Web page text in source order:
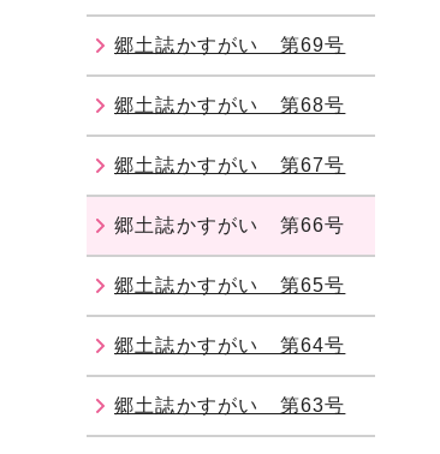
郷土誌かすがい 第69号
郷土誌かすがい 第68号
郷土誌かすがい 第67号
郷土誌かすがい 第66号
郷土誌かすがい 第65号
郷土誌かすがい 第64号
郷土誌かすがい 第63号